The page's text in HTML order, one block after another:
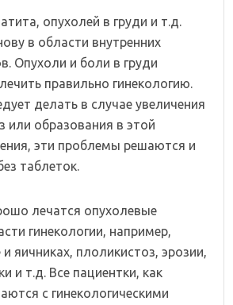
опухолей в груди и т.д.
в области внутренних
Опухоли и боли в груди
правильно гинекологию.
делать в случае увеличения
или образования в этой
эти проблемы решаются и
таблеток.
лечатся опухолевые
гинекологии, например,
яичниках, плоликистоз, эрозии,
и т.д. Все пациентки, как
с гинекологическими